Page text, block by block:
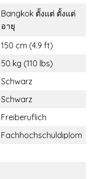
Bangkok ตั้งแต่ ตั้งแต่
อายุ
150 cm (4.9 ft)
50 kg (110 lbs)
Schwarz
Schwarz
Freiberuflich
Fachhochschuldiplom